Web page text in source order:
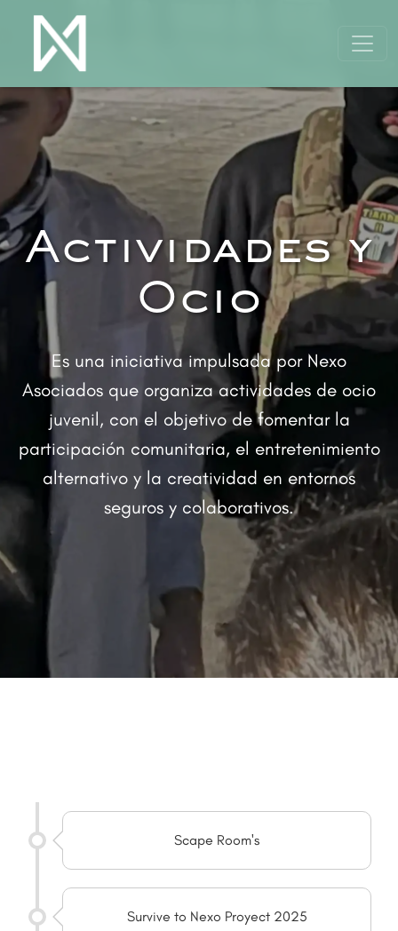
Actividades y
Ocio
Es una iniciativa impulsada por Nexo
Asociados que organiza actividades de ocio
juvenil, con el objetivo de fomentar la
participación comunitaria, el entretenimiento
alternativo y la creatividad en entornos
seguros y colaborativos.
Scape Room's
Survive to Nexo Proyect 2025